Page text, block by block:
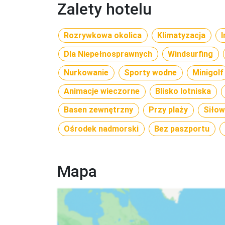
należy ją zweryfikować podczas zakupu. Linie
Corendon, Pegasus Airlines, Emirates, Fly
FR (Ryanair), W6 (WizzAir), Easy Jet.
Zalety hotelu
Rozrywkowa okolica Klimatyzacja
Dla Niepełnosprawnych
Windsurfing
Nurkowanie
Sporty wodne Minigolf
Animacje wieczorne
Blisko lotniska
Basen zewnętrzny
Przy plaży
Ośrodek nadmorski
Bez paszportu
Mapa